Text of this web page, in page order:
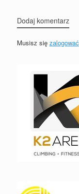
Dodaj komentarz
Musisz się zalogować